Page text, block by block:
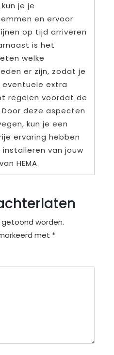
je je
en ervoor
op tijd arriveren
is het
welke
er zijn, zodat je
extra
regelen voordat de
deze aspecten
kun je een
ervaring hebben
van jouw
HEMA.
worden.
met *